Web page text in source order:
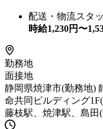
配送・物流スタ
時給1,230円〜
勤務地
面接地
静岡県焼津市(勤務地)
命共同ビルディング
藤枝駅、焼津駅、島田